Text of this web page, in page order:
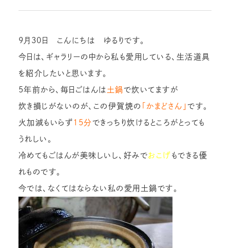
9月30日 こんにちは ゆるりです。
今日は、ギャラリーの中から私も愛用している、生活道具
を紹介したいと思います。
5年前から、毎日ごはんは 土鍋で炊いてますが
炊き損じがないのが、この伊賀焼の 「かまどさん」です。
火加減もいらず 15分できっちり炊けるところがとっても
うれしい。
冷めてもごはんが美味しいし、好みでおこげ もできる優
れものです。
今では、なくてはならない私の愛用土鍋です。